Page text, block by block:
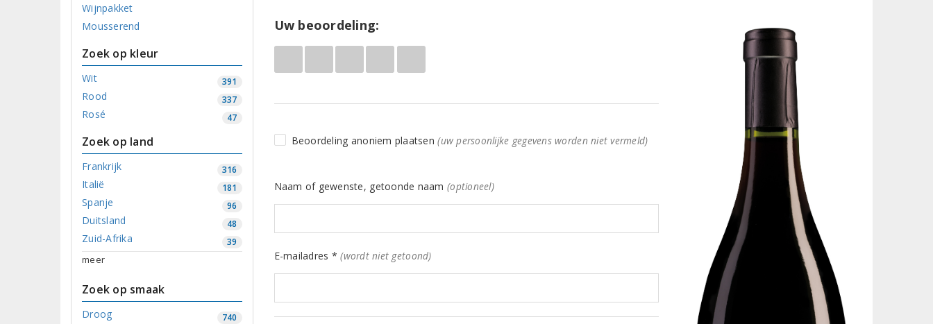
Wijnpakket
Mousserend
Zoek op kleur
Wit 391
Rood 337
Rosé 47
Zoek op land
Frankrijk 316
Italië 181
Spanje 96
Duitsland 48
Zuid-Afrika 39
meer
Zoek op smaak
Droog 740
Uw beoordeling:
Beoordeling anoniem plaatsen(uw persoonlijke gegevens worden niet vermeld)
Naam of gewenste, getoonde naam(optioneel)
E-mailadres *(wordt niet getoond)